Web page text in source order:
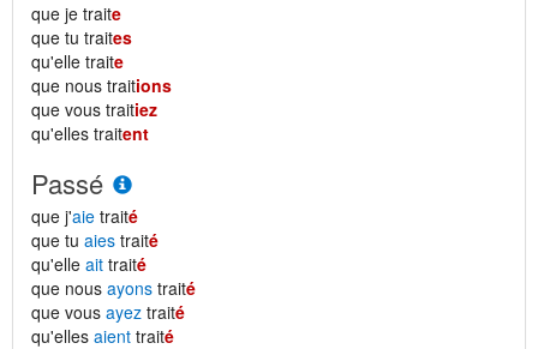
que je traite
que tu traites
qu'elle traite
que nous traitions
que vous traitiez
qu'elles traitent
Passé
que j'aie traité
que tu aies traité
qu'elle ait traité
que nous ayons traité
que vous ayez traité
qu'elles aient traité